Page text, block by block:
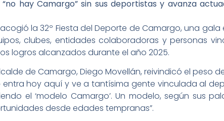
hay Camargo” sin sus deportistas y avanza
acogió la 32º Fiesta del Deporte de Camargo, una
clubes, entidades colaboradoras y personas
logros alcanzados durante el año 2025.
de Camargo, Diego Movellán, reivindicó el peso
hoy aquí y ve a tantísima gente vinculada al
el ‘modelo Camargo’. Un modelo, según sus
desde edades tempranas”.